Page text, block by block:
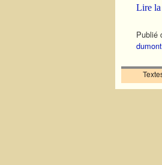
Lire la
Publié
dumont